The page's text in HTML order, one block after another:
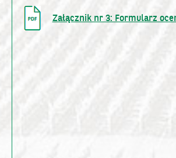
Załącznik nr 3: Formularz
(plik PDF, otwiera się w nowym